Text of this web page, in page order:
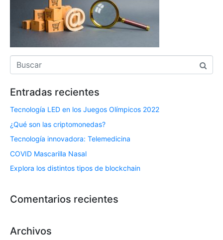
Entradas recientes
Tecnología LED en los Juegos Olímpicos 2022
¿Qué son las criptomonedas?
Tecnología innovadora: Telemedicina
COVID Mascarilla Nasal
Explora los distintos tipos de blockchain
Comentarios recientes
Archivos